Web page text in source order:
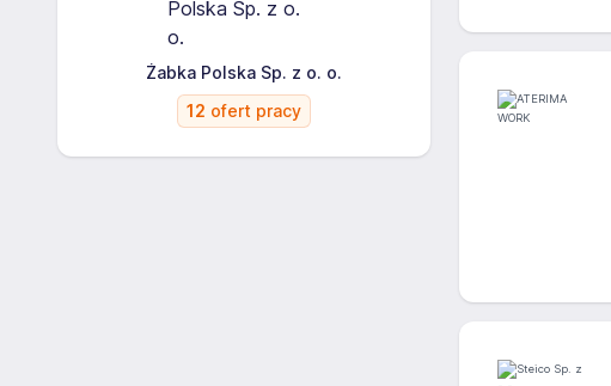
Żabka Polska Sp. z o. o.
12 ofert pracy